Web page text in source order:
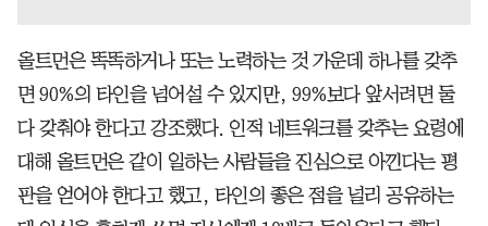
올트먼은 똑똑하거나 또는 노력하는 것 가운데 하나를 갖추
면 90%의 타인을 넘어설 수 있지만, 99%보다 앞서려면 둘
다 갖춰야 한다고 강조했다. 인적 네트워크를 갖추는 요령에
대해 올트먼은 같이 일하는 사람들을 진심으로 아낀다는 평
판을 얻어야 한다고 했고, 타인의 좋은 점을 널리 공유하는